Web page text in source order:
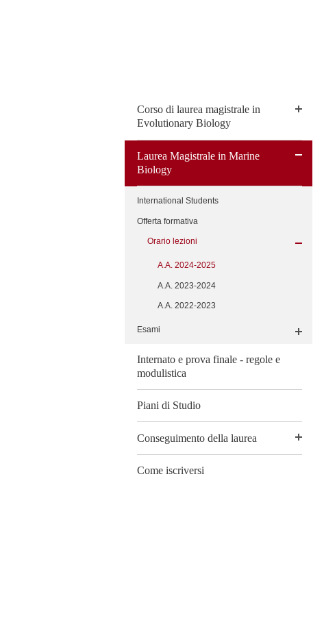
Corso di laurea magistrale in
Evolutionary Biology
Laurea Magistrale in Marine
Biology
International Students
Offerta formativa
Orario lezioni
A.A. 2024-2025
A.A. 2023-2024
A.A. 2022-2023
Esami
Internato e prova finale - regole e
modulistica
Piani di Studio
Conseguimento della laurea
Come iscriversi